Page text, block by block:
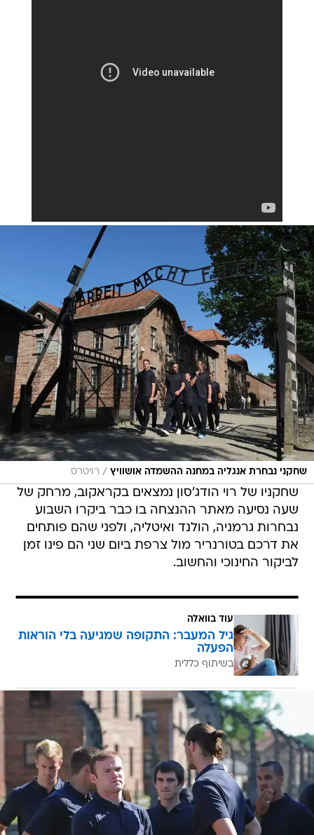
שחקני נבחרת אנגליה במחנה ההשמדה אושוויץ / רויטרס
שחקניו של רוי הודג'סון נמצאים בקראקוב, מרחק של
שעה נסיעה מאתר ההנצחה בו כבר ביקרו השבוע
נבחרות גרמניה, הולנד ואיטליה, ולפני שהם פותחים
את דרכם בטורנריר מול צרפת ביום שני הם פינו זמן
לביקור החינוכי והחשוב.
עוד בוואלה
גיל המעבר: התקופה שמגיעה בלי הוראות
הפעלה
בשיתוף כללית